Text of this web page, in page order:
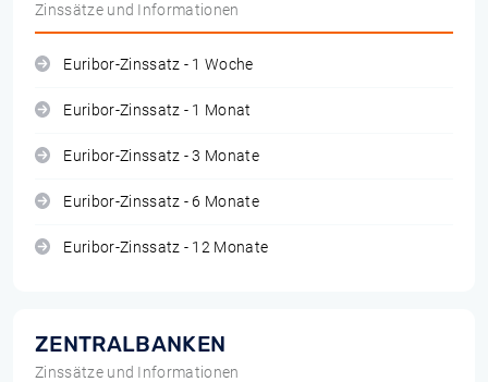
Zinssätze und Informationen
Euribor-Zinssatz - 1 Woche
Euribor-Zinssatz - 1 Monat
Euribor-Zinssatz - 3 Monate
Euribor-Zinssatz - 6 Monate
Euribor-Zinssatz - 12 Monate
ZENTRALBANKEN
Zinssätze und Informationen